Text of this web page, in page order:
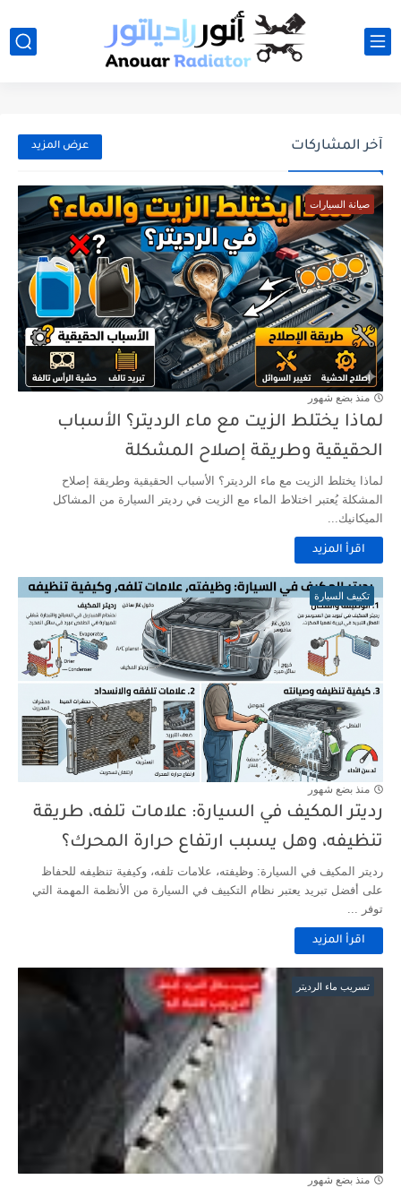
آخر المشاركات عرض المزيد
صيانة السيارات
منذ بضع شهور
لماذا يختلط الزيت مع ماء الرديتر؟ الأسباب
الحقيقية وطريقة إصلاح المشكلة
لماذا يختلط الزيت مع ماء الرديتر؟ الأسباب الحقيقية وطريقة إصلاح
المشكلة يُعتبر اختلاط الماء مع الزيت في رديتر السيارة من المشاكل
الميكانيك...
اقرأ المزيد
تكييف السيارة
منذ بضع شهور
رديتر المكيف في السيارة: علامات تلفه، طريقة
تنظيفه، وهل يسبب ارتفاع حرارة المحرك؟
رديتر المكيف في السيارة: وظيفته، علامات تلفه، وكيفية تنظيفه للحفاظ
على أفضل تبريد يعتبر نظام التكييف في السيارة من الأنظمة المهمة التي
توفر ...
اقرأ المزيد
تسريب ماء الرديتر
منذ بضع شهور